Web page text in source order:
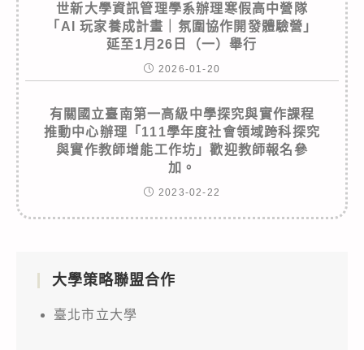
世新大學資訊管理學系辦理寒假高中營隊
「AI 玩家養成計畫｜氛圍協作開發體驗營」
延至1月26日（一）舉行
2026-01-20
有關國立臺南第一高級中學探究與實作課程
推動中心辦理「111學年度社會領域跨科探究
與實作教師增能工作坊」歡迎教師報名參
加。
2023-02-22
大學策略聯盟合作
臺北市立大學